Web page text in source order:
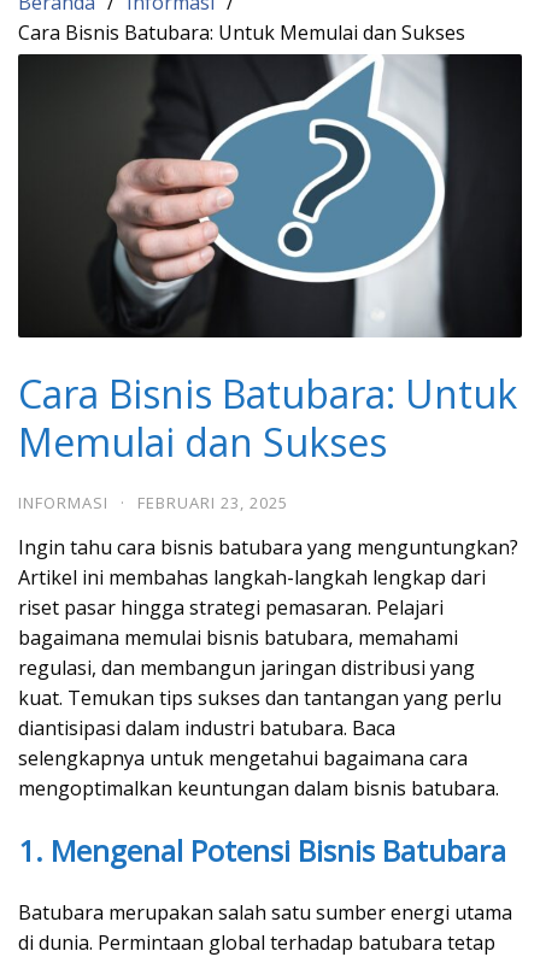
Cara Bisnis Batubara: Untuk Memulai dan Sukses
Cara Bisnis Batubara: Untuk
Memulai dan Sukses
INFORMASI · FEBRUARI 23, 2025
Ingin tahu cara bisnis batubara yang menguntungkan?
Artikel ini membahas langkah-langkah lengkap dari
riset pasar hingga strategi pemasaran. Pelajari
bagaimana memulai bisnis batubara, memahami
regulasi, dan membangun jaringan distribusi yang
kuat. Temukan tips sukses dan tantangan yang perlu
diantisipasi dalam industri batubara. Baca
selengkapnya untuk mengetahui bagaimana cara
mengoptimalkan keuntungan dalam bisnis batubara.
1. Mengenal Potensi Bisnis Batubara
Batubara merupakan salah satu sumber energi utama
di dunia. Permintaan global terhadap batubara tetap